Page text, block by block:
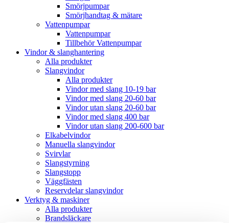
Smörjpumpar
Smörjhandtag & mätare
Vattenpumpar
Vattenpumpar
Tillbehör Vattenpumpar
Vindor & slanghantering
Alla produkter
Slangvindor
Alla produkter
Vindor med slang 10-19 bar
Vindor med slang 20-60 bar
Vindor utan slang 20-60 bar
Vindor med slang 400 bar
Vindor utan slang 200-600 bar
Elkabelvindor
Manuella slangvindor
Svirvlar
Slangstyrning
Slangstopp
Väggfästen
Reservdelar slangvindor
Verktyg & maskiner
Alla produkter
Brandsläckare